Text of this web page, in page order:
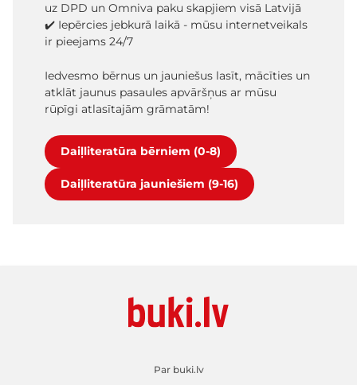
uz DPD un Omniva paku skapjiem visā Latvijā
✔️ Iepērcies jebkurā laikā - mūsu internetveikals
ir pieejams 24/7
Iedvesmo bērnus un jauniešus lasīt, mācīties un
atklāt jaunus pasaules apvāršņus ar mūsu
rūpīgi atlasītajām grāmatām!
Daiļliteratūra bērniem (0-8)
Daiļliteratūra jauniešiem (9-16)
Par buki.lv